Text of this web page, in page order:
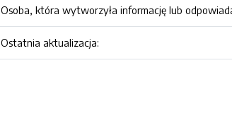
Osoba, która wytworzyła informację lub
Ostatnia aktualizacja: